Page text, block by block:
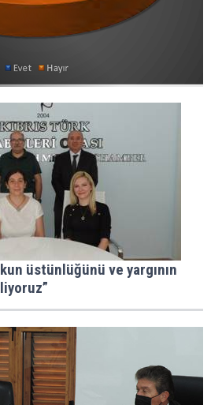
üstünlüğünü ve yargının